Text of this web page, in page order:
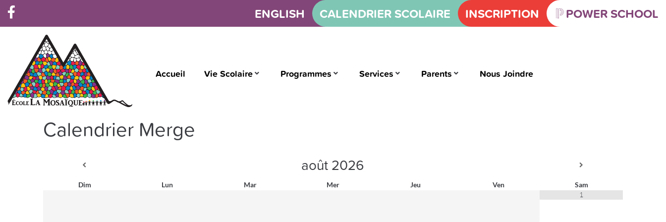
ENGLISH CALENDRIER SCOLAIRE INSCRIPTION POWER SCHOOL
Accueil Vie Scolaire Programmes Services Parents Nous Joindre
Calendrier Merge
août 2026
Dim Lun Mar Mer Jeu Ven
Sam
1